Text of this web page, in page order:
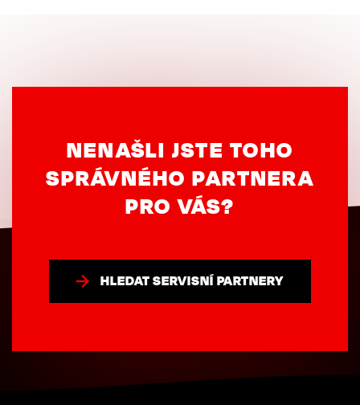
NENAŠLI JSTE TOHO
SPRÁVNÉHO PARTNERA
PRO VÁS?
HLEDAT SERVISNÍ PARTNERY